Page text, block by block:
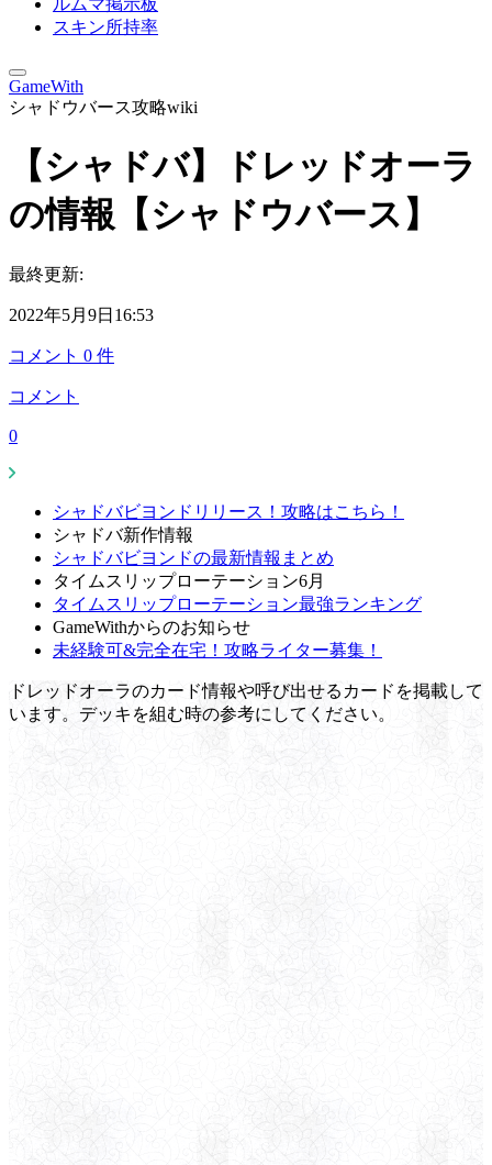
ルムマ掲示板
スキン所持率
GameWith
シャドウバース攻略wiki
【シャドバ】ドレッドオーラ
の情報【シャドウバース】
最終更新:
2022年5月9日16:53
コメント 0 件
コメント
0
シャドバビヨンドリリース！攻略はこちら！
シャドバ新作情報
シャドバビヨンドの最新情報まとめ
タイムスリップローテーション6月
タイムスリップローテーション最強ランキング
GameWithからのお知らせ
未経験可&完全在宅！攻略ライター募集！
ドレッドオーラのカード情報や呼び出せるカードを掲載して
います。デッキを組む時の参考にしてください。